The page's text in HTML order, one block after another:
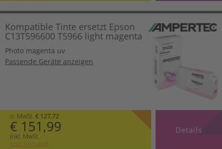
Kompatible Tinte ersetzt Epson
C13T596600 T5966 light magenta
Photo magenta uv
Passende Geräte anzeigen
o. MwSt. € 127,72
€ 151,99
inkl. MwSt.
zzgl. Versand
Details